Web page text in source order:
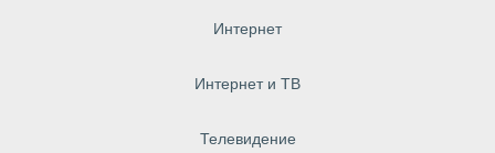
Интернет
Интернет и ТВ
Телевидение